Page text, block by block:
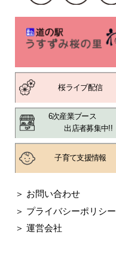
桜ライブ配信
6次産業ブース
        出店者募集中!!
子育て支援情報
＞ お問い合わせ
＞ プライバシーポリシー
＞ 運営会社